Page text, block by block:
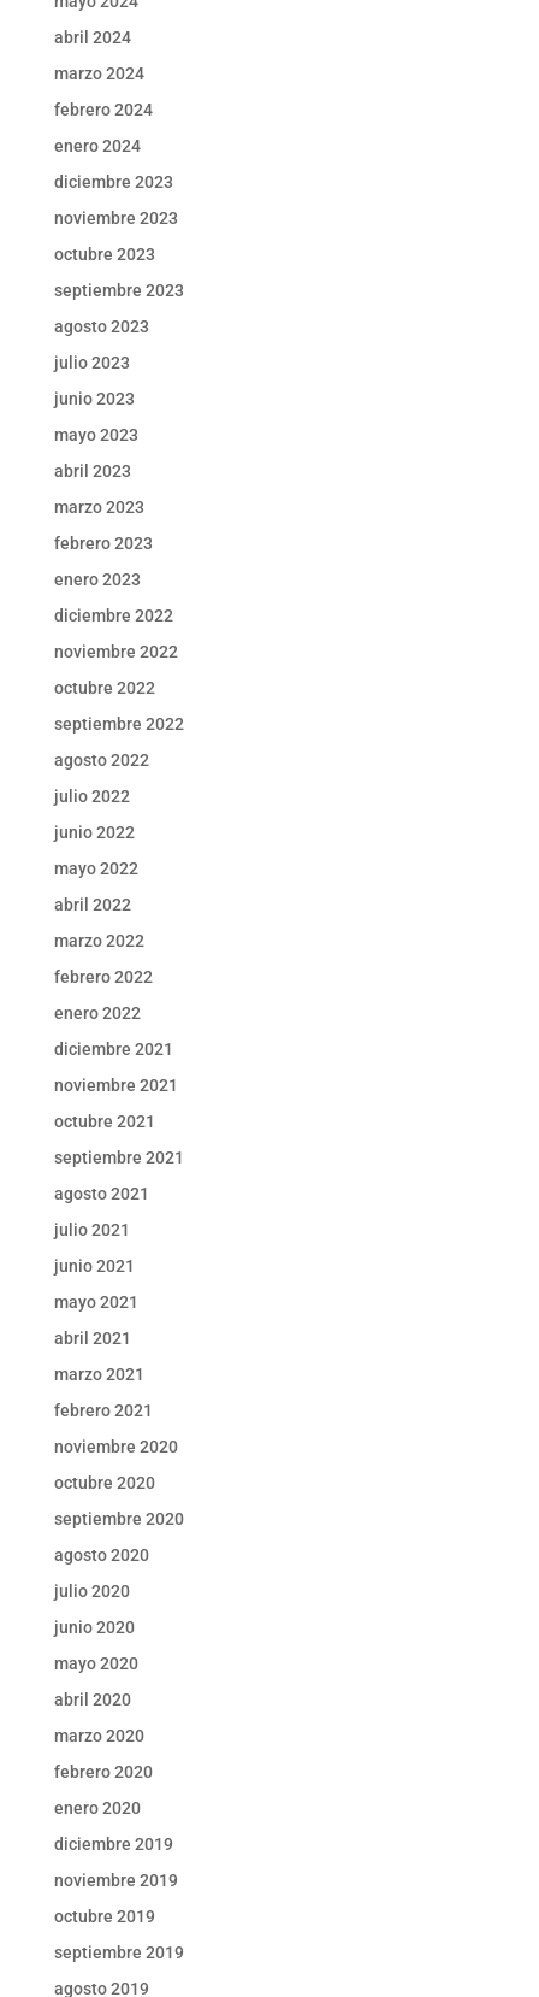
abril 2024
marzo 2024
febrero 2024
enero 2024
diciembre 2023
noviembre 2023
octubre 2023
septiembre 2023
agosto 2023
julio 2023
junio 2023
mayo 2023
abril 2023
marzo 2023
febrero 2023
enero 2023
diciembre 2022
noviembre 2022
octubre 2022
septiembre 2022
agosto 2022
julio 2022
junio 2022
mayo 2022
abril 2022
marzo 2022
febrero 2022
enero 2022
diciembre 2021
noviembre 2021
octubre 2021
septiembre 2021
agosto 2021
julio 2021
junio 2021
mayo 2021
abril 2021
marzo 2021
febrero 2021
noviembre 2020
octubre 2020
septiembre 2020
agosto 2020
julio 2020
junio 2020
mayo 2020
abril 2020
marzo 2020
febrero 2020
enero 2020
diciembre 2019
noviembre 2019
octubre 2019
septiembre 2019
agosto 2019